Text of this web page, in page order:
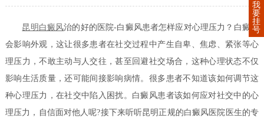
昆明 白癜风治的好的医院-白癜风患者怎样应对心理压力？白癜风
会影响外观，这让很多患者在社交过程中产生自卑、焦虑、紧张等心
理压力，不敢主动与人交往，甚至回避社交场合，这种心理状态不仅
影响生活质量，还可能间接影响病情。很多患者不知道该如何调节这
种心理压力，在社交中陷入困扰。白癜风患者该如何应对社交中的心
理压力，自信面对他人呢?接下来听听昆明正规的白癜风医院医生的专
我
要
挂
号